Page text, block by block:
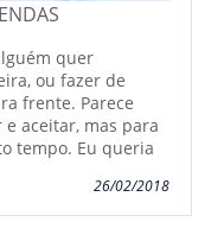
quer
ou fazer de
frente. Parece
aceitar, mas para
tempo. Eu queria
26/02/2018